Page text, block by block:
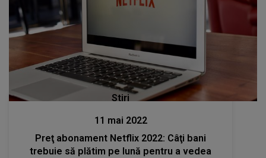
Stiri
11 mai 2022
Preţ abonament Netflix 2022: Câţi bani
trebuie să plătim pe lună pentru a vedea